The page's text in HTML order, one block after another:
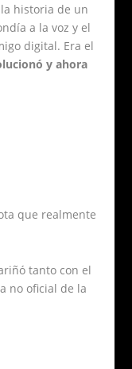
historia de un
a la voz y el
digital. Era el
y ahora
que realmente
tanto con el
no oficial de la